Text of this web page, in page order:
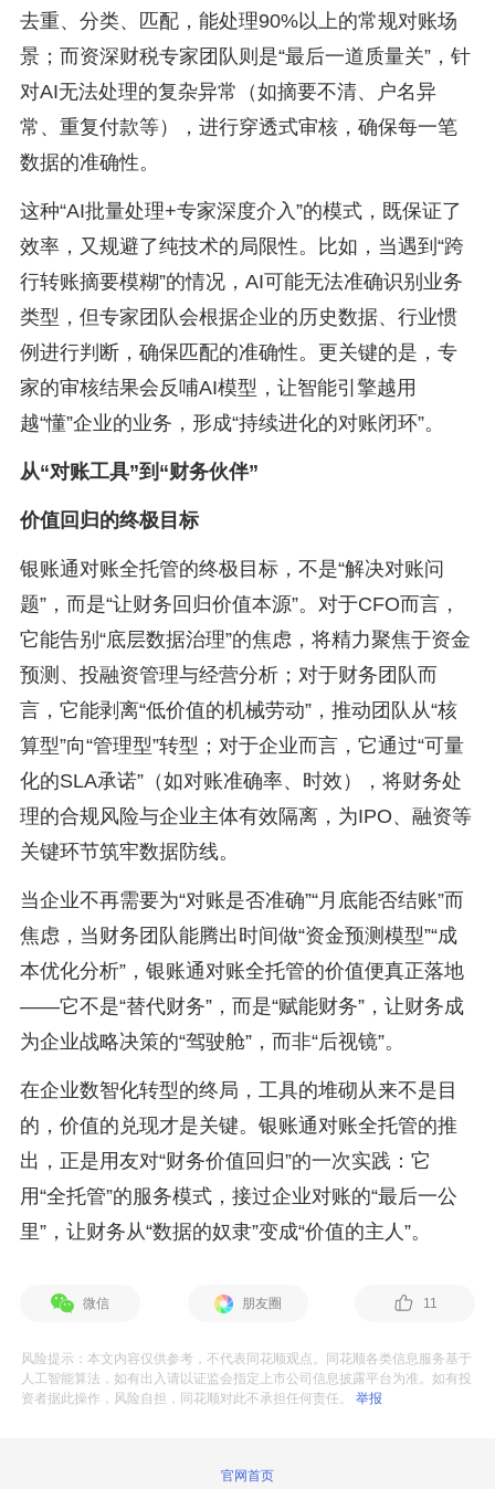
去重、分类、匹配，能处理90%以上的常规对账场
景；而资深财税专家团队则是“最后一道质量关”，针
对AI无法处理的复杂异常（如摘要不清、户名异
常、重复付款等），进行穿透式审核，确保每一笔
数据的准确性。
这种“AI批量处理+专家深度介入”的模式，既保证了
效率，又规避了纯技术的局限性。比如，当遇到“跨
行转账摘要模糊”的情况，AI可能无法准确识别业务
类型，但专家团队会根据企业的历史数据、行业惯
例进行判断，确保匹配的准确性。更关键的是，专
家的审核结果会反哺AI模型，让智能引擎越用
越“懂”企业的业务，形成“持续进化的对账闭环”。
从“对账工具”到“财务伙伴”
价值回归的终极目标
银账通对账全托管的终极目标，不是“解决对账问
题”，而是“让财务回归价值本源”。对于CFO而言，
它能告别“底层数据治理”的焦虑，将精力聚焦于资金
预测、投融资管理与经营分析；对于财务团队而
言，它能剥离“低价值的机械劳动”，推动团队从“核
算型”向“管理型”转型；对于企业而言，它通过“可量
化的SLA承诺”（如对账准确率、时效），将财务处
理的合规风险与企业主体有效隔离，为IPO、融资等
关键环节筑牢数据防线。
当企业不再需要为“对账是否准确”“月底能否结账”而
焦虑，当财务团队能腾出时间做“资金预测模型”“成
本优化分析”，银账通对账全托管的价值便真正落地
——它不是“替代财务”，而是“赋能财务”，让财务成
为企业战略决策的“驾驶舱”，而非“后视镜”。
在企业数智化转型的终局，工具的堆砌从来不是目
的，价值的兑现才是关键。银账通对账全托管的推
出，正是用友对“财务价值回归”的一次实践：它
用“全托管”的服务模式，接过企业对账的“最后一公
里”，让财务从“数据的奴隶”变成“价值的主人”。
微信 朋友圈 11
风险提示：本文内容仅供参考，不代表同花顺观点。同花顺各类信息服务基于
人工智能算法，如有出入请以证监会指定上市公司信息披露平台为准。如有投
资者据此操作，风险自担，同花顺对此不承担任何责任。举报
官网首页